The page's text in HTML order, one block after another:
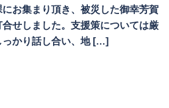
お集まり頂き、被災した御幸芳賀
せしました。支援策については厳
っかり話し合い、地 […]